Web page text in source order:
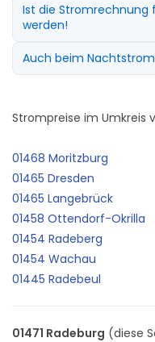
Ist die Stromrechnung
werden!
Auch beim
Strompreise im Umkreis
01468 Moritzburg
01465 Dresden
01465 Langebrück
01458 Ottendorf-Okrilla
01454 Radeberg
01454 Wachau
01445 Radebeul
01471 Radeburg (diese